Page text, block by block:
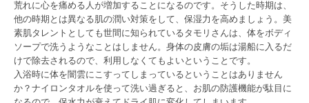
荒れに心を痛める人が増加することになるのです。そうした時期は、
他の時期とは異なる肌の潤い対策をして、保湿力を高めましょう。美
素肌タレントとしても世間に知られているタモリさんは、体をボディ
ソープで洗うようなことはしません。身体の皮膚の垢は湯船に入るだ
けで除去されるので、利用しなくてもよいということです。
入浴時に体を闇雲にこすってしまっているということはありません
か？ナイロンタオルを使って洗い過ぎると、お肌の防護機能が駄目に